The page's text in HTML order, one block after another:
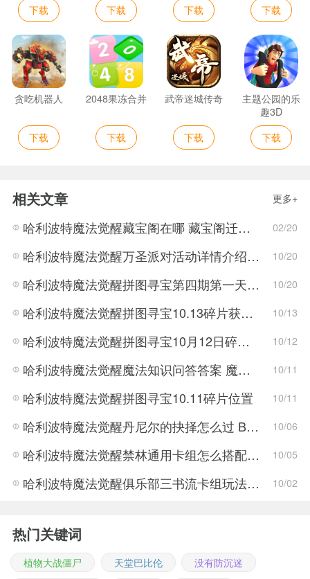
下载 下载 下载 下载
贪吃机器人
下载
2048果冻合并
下载
武帝迷城传奇
下载
主题公园的乐
趣3D
下载
相关文章 更多+
哈利波特魔法觉醒藏宝阁在哪 藏宝阁迁移位置介绍 02/20
哈利波特魔法觉醒万圣派对活动详情介绍 万圣节活动攻略 10/20
哈利波特魔法觉醒拼图寻宝第四期第一天的碎片位置 10/20
哈利波特魔法觉醒拼图寻宝10.13碎片获取方法 10/13
哈利波特魔法觉醒拼图寻宝10月12日碎片获取方法 10/12
哈利波特魔法觉醒魔法知识问答答案 魔法知识问答怎么过 10/11
哈利波特魔法觉醒拼图寻宝10.11碎片位置 10/11
哈利波特魔法觉醒丹尼尔的抉择怎么过 BOSS打法攻略 10/06
哈利波特魔法觉醒禁林通用卡组怎么搭配 卡组搭配推荐 10/05
哈利波特魔法觉醒俱乐部三书流卡组玩法 哈利波特魔法觉醒俱乐部三书流卡组搭配攻略 10/02
热门关键词
植物大战僵尸 天堂巴比伦 没有防沉迷